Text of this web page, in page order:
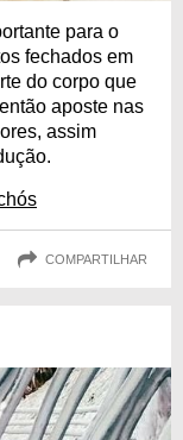
para o
fechados em
do corpo que
aposte nas
assim
COMPARTILHAR